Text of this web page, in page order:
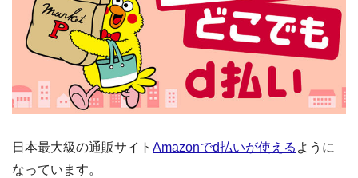
日本最大級の通販サイト Amazonでd払いが使える ように
なっています。